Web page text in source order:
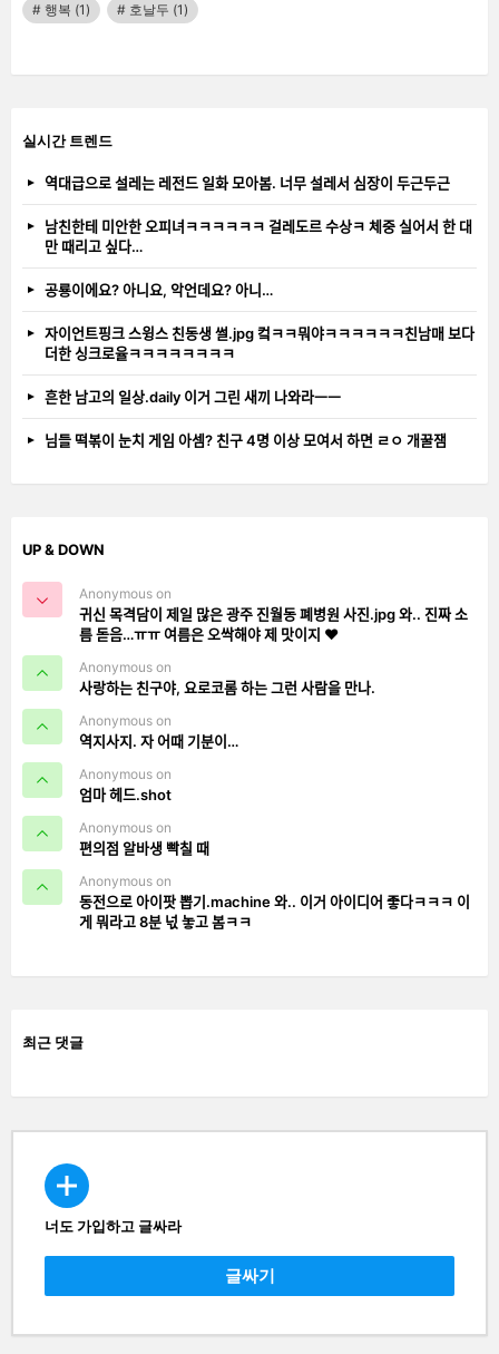
행복 (1) 호날두 (1)
실시간 트렌드
역대급으로 설레는 레전드 일화 모아봄. 너무 설레서 심장이 두근두근
남친한테 미안한 오피녀ㅋㅋㅋㅋㅋㅋ 걸레도르 수상ㅋ 체중 실어서 한 대
만 때리고 싶다…
공룡이에요? 아니요, 악언데요? 아니…
자이언트핑크 스윙스 친동생 썰.jpg 컼ㅋㅋ뭐야ㅋㅋㅋㅋㅋㅋ친남매 보다
더한 싱크로율ㅋㅋㅋㅋㅋㅋㅋㅋ
흔한 남고의 일상.daily 이거 그린 새끼 나와라ㅡㅡ
님들 떡볶이 눈치 게임 아셈? 친구 4명 이상 모여서 하면 ㄹㅇ 개꿀잼
UP & DOWN
Anonymous on
귀신 목격담이 제일 많은 광주 진월동 폐병원 사진.jpg 와.. 진짜 소
름 돋음…ㅠㅠ 여름은 오싹해야 제 맛이지 ❤️
Anonymous on
사랑하는 친구야, 요로코롬 하는 그런 사람을 만나.
Anonymous on
역지사지. 자 어때 기분이…
Anonymous on
엄마 헤드.shot
Anonymous on
편의점 알바생 빡칠 때
Anonymous on
동전으로 아이팟 뽑기.machine 와.. 이거 아이디어 좋다ㅋㅋㅋ 이
게 뭐라고 8분 넋 놓고 봄ㅋㅋ
최근 댓글
CREATE
너도 가입하고 글싸라
글싸기